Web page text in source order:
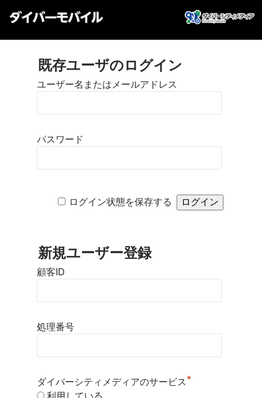
既存ユーザのログイン
ユーザー名またはメールアドレス
パスワード
ログイン状態を保存する
新規ユーザー登録
顧客ID
処理番号
ダイバーシティメディアのサービス*